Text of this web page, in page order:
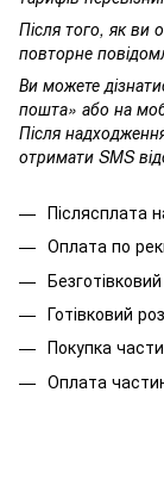
Після того, як ви
повторне
Ви можете
пошта» або на
Після
отримати SMS
Післясплата
Оплата по
Готівковий
Покупка
Оплата